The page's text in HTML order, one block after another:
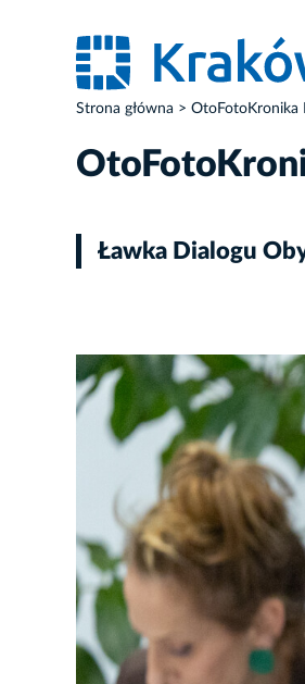
Strona główna OtoFotoKronika
Ławka Dialogu